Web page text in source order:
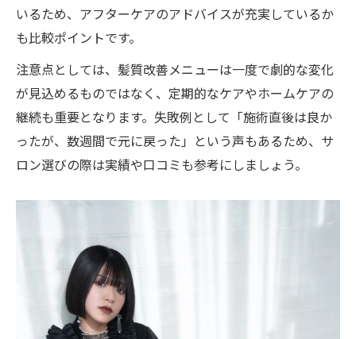
いるため、アフターケアのアドバイスが充実しているか
も比較ポイントです。
注意点としては、髪質改善メニューは一度で劇的な変化
が見込めるものではなく、定期的なケアやホームケアの
継続も重要となります。失敗例として「施術直後は良か
ったが、数週間で元に戻った」という声もあるため、サ
ロン選びの際は実績や口コミも参考にしましょう。